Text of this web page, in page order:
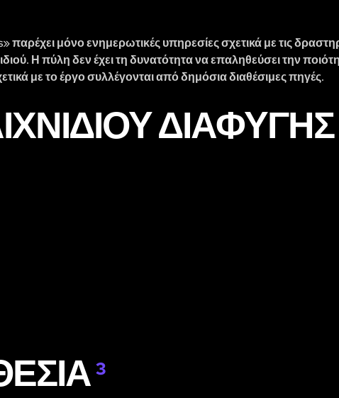
μόνο ενημερωτικές υπηρεσίες σχετικά με τις
Η πύλη δεν έχει τη δυνατότητα να επαληθεύσει την
με το έργο συλλέγονται από δημόσια διαθέσιμες πηγές.
3